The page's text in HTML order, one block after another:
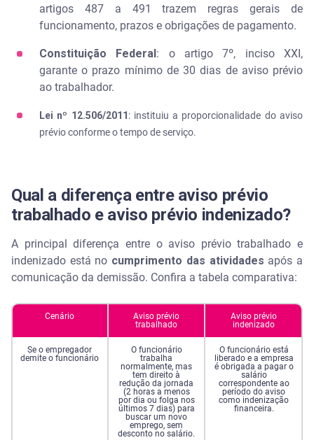
artigos 487 a 491 trazem regras gerais de
funcionamento, prazos e obrigações de pagamento.
Constituição Federal : o artigo 7º, inciso XXI,
garante o prazo mínimo de 30 dias de aviso prévio
ao trabalhador.
Lei nº 12.506/2011 : instituiu a proporcionalidade do aviso
prévio conforme o tempo de serviço.
Qual a diferença entre aviso prévio
trabalhado e aviso prévio indenizado?
A principal diferença entre o aviso prévio trabalhado e
indenizado está no cumprimento das atividades após a
comunicação da demissão. Confira a tabela comparativa:
Cenário
Aviso prévio
trabalhado
Aviso prévio
indenizado
Se o empregador
demite o funcionário
O funcionário
trabalha
normalmente, mas
tem direito à
redução da jornada
(2 horas a menos
por dia ou folga nos
últimos 7 dias) para
buscar um novo
emprego, sem
desconto no salário.
O funcionário está
liberado e a empresa
é obrigada a pagar o
salário
correspondente ao
período do aviso
como indenização
financeira.